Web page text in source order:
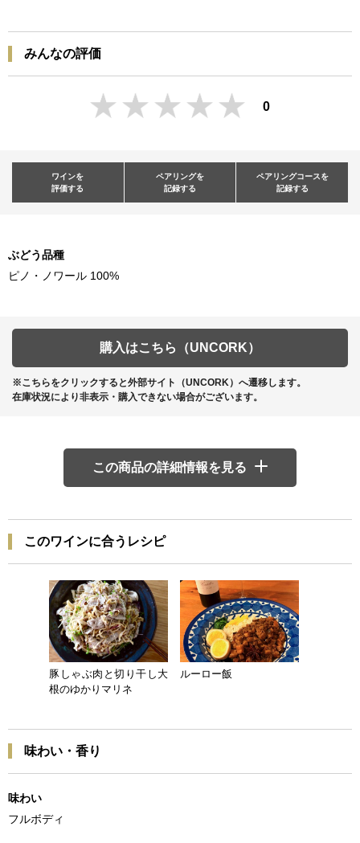
みんなの評価
0
ワインを
評価する
ペアリングを
記録する
ペアリングコースを
記録する
ぶどう品種
ピノ・ノワール 100%
購入はこちら（UNCORK）
※こちらをクリックすると外部サイト（UNCORK）へ遷移します。
在庫状況により非表示・購入できない場合がございます。
この商品の詳細情報を見る
このワインに合うレシピ
豚しゃぶ肉と切り干し大
根のゆかりマリネ
ルーロー飯
味わい・香り
味わい
フルボディ